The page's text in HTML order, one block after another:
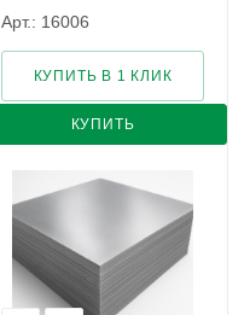
Арт.: 16006
КУПИТЬ
КУПИТЬ В 1 КЛИК